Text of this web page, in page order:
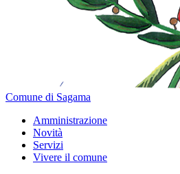
Comune di Sagama
Amministrazione
Novità
Servizi
Vivere il comune